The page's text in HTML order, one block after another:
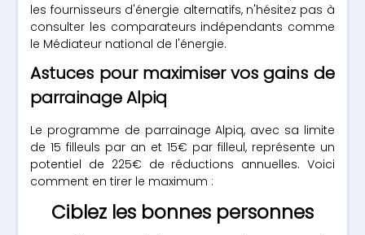
les fournisseurs d'énergie alternatifs, n'hésitez pas à
consulter les comparateurs indépendants comme
le Médiateur national de l'énergie.
Astuces pour maximiser vos gains de
parrainage Alpiq
Le programme de parrainage Alpiq, avec sa limite
de 15 filleuls par an et 15€ par filleul, représente un
potentiel de 225€ de réductions annuelles. Voici
comment en tirer le maximum :
Ciblez les bonnes personnes